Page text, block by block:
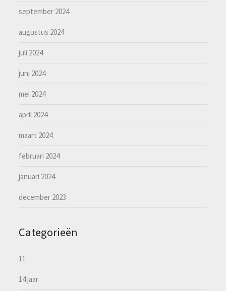
september 2024
augustus 2024
juli 2024
juni 2024
mei 2024
april 2024
maart 2024
februari 2024
januari 2024
december 2023
Categorieën
11
14 jaar